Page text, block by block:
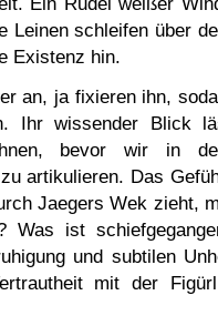
Leinen schleifen über
Existenz hin.
an, ja fixieren ihn,
Ihr wissender Blick
bevor wir in
artikulieren. Das
Jaegers Wek zieht,
Was ist
und subtilen
mit der